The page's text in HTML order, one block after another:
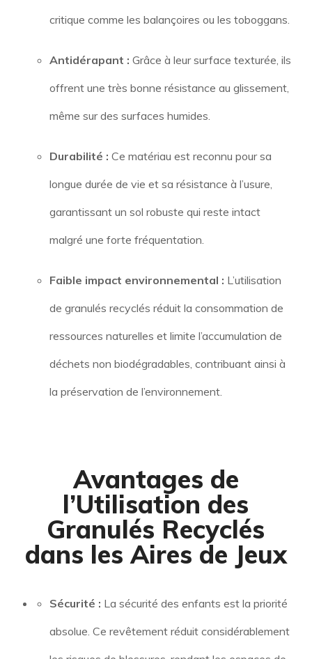
critique comme les balançoires ou les toboggans.
Antidérapant : Grâce à leur surface texturée, ils
offrent une très bonne résistance au glissement,
même sur des surfaces humides.
Durabilité : Ce matériau est reconnu pour sa
longue durée de vie et sa résistance à l’usure,
garantissant un sol robuste qui reste intact
malgré une forte fréquentation.
Faible impact environnemental : L’utilisation
de granulés recyclés réduit la consommation de
ressources naturelles et limite l’accumulation de
déchets non biodégradables, contribuant ainsi à
la préservation de l’environnement.
Avantages de
l’Utilisation des
Granulés Recyclés
dans les Aires de Jeux
Sécurité : La sécurité des enfants est la priorité
absolue. Ce revêtement réduit considérablement